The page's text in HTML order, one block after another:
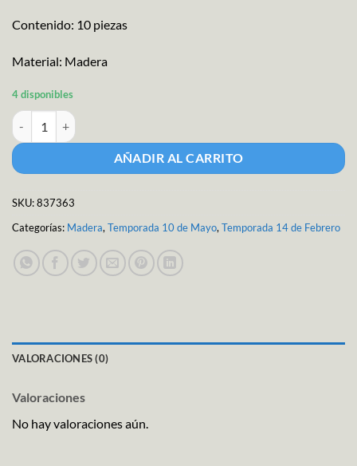
Contenido: 10 piezas
Material: Madera
4 disponibles
Corazones Deseos 10pzs cantidad
AÑADIR AL CARRITO
SKU:837363
Categorías: Madera,Temporada 10 de Mayo,Temporada 14 de Febrero
VALORACIONES (0)
Valoraciones
No hay valoraciones aún.